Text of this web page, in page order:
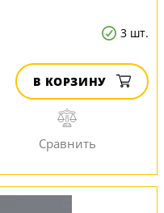
3 шт.
В КОРЗИНУ